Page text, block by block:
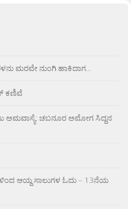
ಮರವೇ ನುಂಗಿ ಹಾಕಿದಾಗ…
ಕಣಿವೆ
ಅಮವಾಸ್ಯೆ: ಚಬನೂರ ಅಮೋಗ ಸಿದ್ದನ
ಆಯ್ದ ಸಾಲುಗಳ ಓದು – 13ನೆಯ